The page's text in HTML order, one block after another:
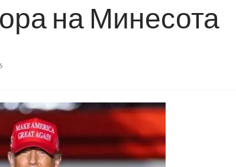
на Минесота